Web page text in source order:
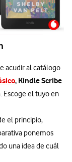
acudir al catálogo
, Kindle Scribe
Escoge el tuyo en
el principio,
ponemos
una idea de cuál